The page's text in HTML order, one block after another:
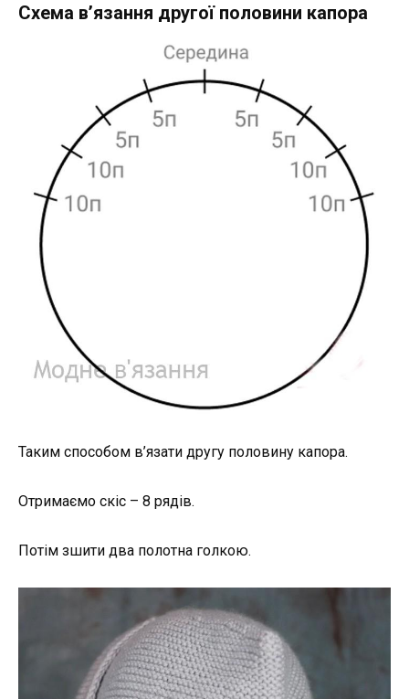
Схема в’язання другої половини капора
Таким способом в’язати другу половину капора.
Отримаємо скіс – 8 рядів.
Потім зшити два полотна голкою.